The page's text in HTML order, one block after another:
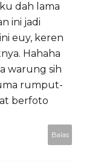
dah lama
ini jadi
euy, keren
Hahaha
warung sih
rumput-
berfoto
Balas